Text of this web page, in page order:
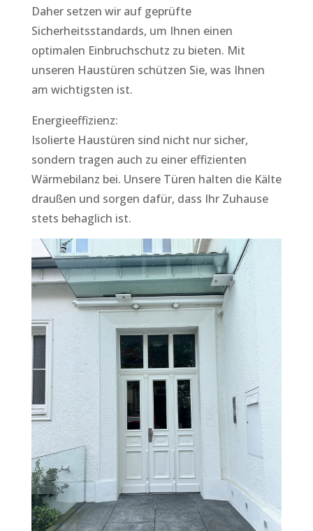
Daher setzen wir auf geprüfte
Sicherheitsstandards, um Ihnen einen
optimalen Einbruchschutz zu bieten. Mit
unseren Haustüren schützen Sie, was Ihnen
am wichtigsten ist.
Energieeffizienz:
Isolierte Haustüren sind nicht nur sicher,
sondern tragen auch zu einer effizienten
Wärmebilanz bei. Unsere Türen halten die Kälte
draußen und sorgen dafür, dass Ihr Zuhause
stets behaglich ist.